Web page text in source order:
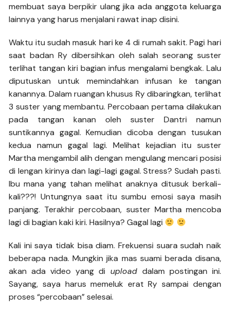
membuat saya berpikir ulang jika ada anggota keluarga
lainnya yang harus menjalani rawat inap disini.
Waktu itu sudah masuk hari ke 4 di rumah sakit. Pagi hari
saat badan Ry dibersihkan oleh salah seorang suster
terlihat tangan kiri bagian infus mengalami bengkak. Lalu
diputuskan untuk memindahkan infusan ke tangan
kanannya. Dalam ruangan khusus Ry dibaringkan, terlihat
3 suster yang membantu. Percobaan pertama dilakukan
pada tangan kanan oleh suster Dantri namun
suntikannya gagal. Kemudian dicoba dengan tusukan
kedua namun gagal lagi. Melihat kejadian itu suster
Martha mengambil alih dengan mengulang mencari posisi
di lengan kirinya dan lagi-lagi gagal. Stress? Sudah pasti.
Ibu mana yang tahan melihat anaknya ditusuk berkali-
kali???! Untungnya saat itu sumbu emosi saya masih
panjang. Terakhir percobaan, suster Martha mencoba
lagi di bagian kaki kiri. Hasilnya? Gagal lagi
Kali ini saya tidak bisa diam. Frekuensi suara sudah naik
beberapa nada. Mungkin jika mas suami berada disana,
akan ada video yang di upload dalam postingan ini.
Sayang, saya harus memeluk erat Ry sampai dengan
proses “percobaan” selesai.